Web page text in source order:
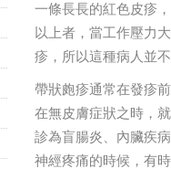
一條長長的紅色皮疹
以上者，當工作壓力
疹，所以這種病人並不
帶狀皰疹通常在發疹
在無皮膚症狀之時，
診為盲腸炎、內臟疾
神經疼痛的時候，有